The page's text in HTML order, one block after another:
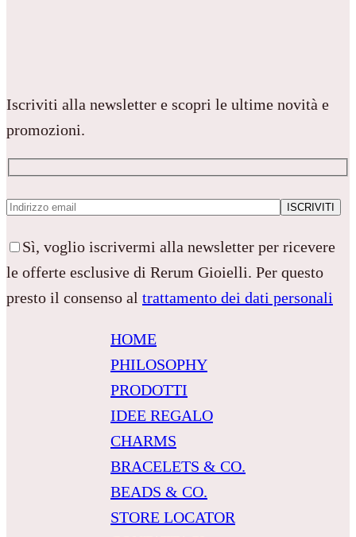
Iscriviti alla newsletter e scopri le ultime novità e
promozioni.
Sì, voglio iscrivermi alla newsletter per ricevere
le offerte esclusive di Rerum Gioielli. Per questo
presto il consenso al trattamento dei dati personali
HOME
PHILOSOPHY
PRODOTTI
IDEE REGALO
CHARMS
BRACELETS & CO.
BEADS & CO.
STORE LOCATOR